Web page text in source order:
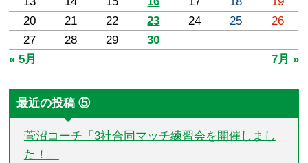
20
21 22 23 24 25
26
27
28 29
30
« 5月
7月 »
最近の投稿 ⑤
菅沼コーチ「3社合同マッチ練習会を開催しまし
た！」